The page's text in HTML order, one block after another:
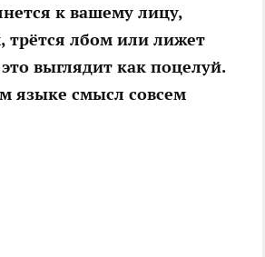
к вашему лицу,
трётся лбом или лижет
выглядит как поцелуй.
языке смысл совсем